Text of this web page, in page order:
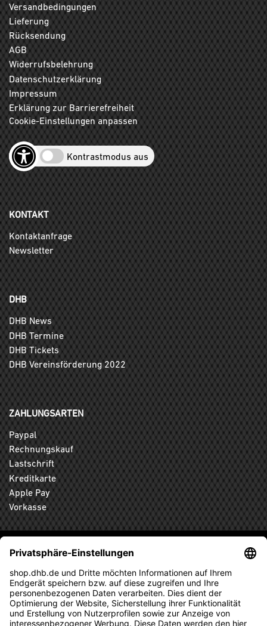
Versandbedingungen
Lieferung
Rücksendung
AGB
Widerrufsbelehrung
Datenschutzerklärung
Impressum
Erklärung zur Barrierefreiheit
Cookie-Einstellungen anpassen
Kontrastmodus aus
KONTAKT
Kontaktanfrage
Newsletter
DHB
DHB News
DHB Termine
DHB Tickets
DHB Vereinsförderung 2022
ZAHLUNGSARTEN
Paypal
Rechnungskauf
Lastschrift
Kreditkarte
Apple Pay
Vorkasse
ABONNIEREN SIE DEN KOSTENLOSEN DHB-FANSHOP
NEWSLETTER UND VERPASSEN SIE KEINE NEUIGKEIT ODER
AKTION MEHR.
ANMELDEN